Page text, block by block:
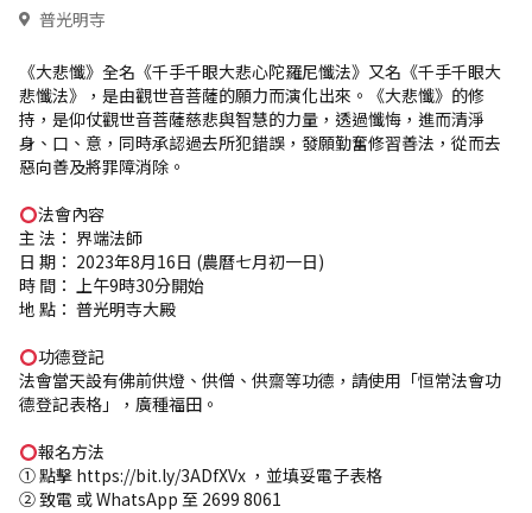
普光明寺
《大悲懺》全名《千手千眼大悲心陀羅尼懺法》又名《千手千眼大
悲懺法》，是由觀世音菩薩的願力而演化出來。《大悲懺》的修
持，是仰仗觀世音菩薩慈悲與智慧的力量，透過懺悔，進而清淨
身、口、意，同時承認過去所犯錯誤，發願勤奮修習善法，從而去
惡向善及將罪障消除。
法會內容
主 法： 界端法師
日 期： 2023年8月16日 (農曆七月初一日)
時 間： 上午9時30分開始
地 點： 普光明寺大殿
功德登記
法會當天設有佛前供燈、供僧、供齋等功德，請使用「恒常法會功
德登記表格」，廣種福田。
報名方法
① 點擊 https://bit.ly/3ADfXVx ，並填妥電子表格
② 致電 或 WhatsApp 至 2699 8061